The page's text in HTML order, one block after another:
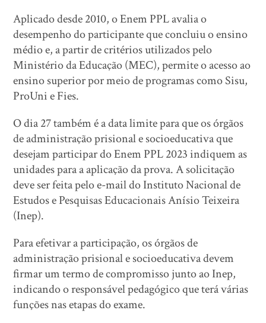
Aplicado desde 2010, o Enem PPL avalia o
desempenho do participante que concluiu o ensino
médio e, a partir de critérios utilizados pelo
Ministério da Educação (MEC), permite o acesso ao
ensino superior por meio de programas como Sisu,
ProUni e Fies.
O dia 27 também é a data limite para que os órgãos
de administração prisional e socioeducativa que
desejam participar do Enem PPL 2023 indiquem as
unidades para a aplicação da prova. A solicitação
deve ser feita pelo e-mail do Instituto Nacional de
Estudos e Pesquisas Educacionais Anísio Teixeira
(Inep).
Para efetivar a participação, os órgãos de
administração prisional e socioeducativa devem
firmar um termo de compromisso junto ao Inep,
indicando o responsável pedagógico que terá várias
funções nas etapas do exame.